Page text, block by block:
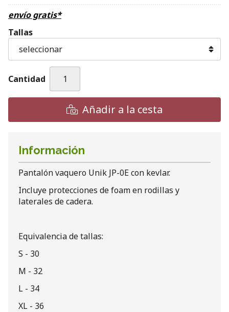
envío gratis*
Tallas
Cantidad
Añadir a la cesta
Información
Pantalón vaquero Unik JP-0E con kevlar.
Incluye protecciones de foam en rodillas y
laterales de cadera.
Equivalencia de tallas:
S - 30
M - 32
L - 34
XL - 36